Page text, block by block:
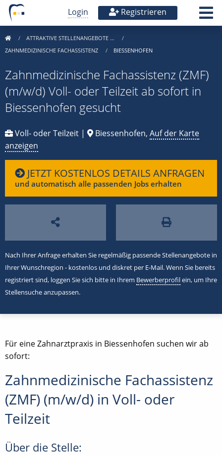
Login Registrieren
ATTRAKTIVE STELLENANGEBOTE …
ZAHNMEDIZINISCHE FACHASSISTENZ
BIESSENHOFEN
Zahnmedizinische Fachassistenz (ZMF)
(m/w/d) Voll- oder Teilzeit ab sofort in
Biessenhofen gesucht
Voll- oder Teilzeit | Biessenhofen, Auf der Karte
anzeigen
JETZT KOSTENLOS DETAILS ANFRAGEN
und automatisch alle passenden Jobs erhalten
Nach Ihrer Anfrage erhalten Sie regelmäßig passende Stellenangebote in
Ihrer Wunschregion - kostenlos und diskret per E-Mail. Wenn Sie bereits
registriert sind, loggen Sie sich bitte in Ihrem Bewerberprofilein, um Ihre
Stellensuche anzupassen.
Für eine Zahnarztpraxis in Biessenhofen suchen wir ab
sofort:
Zahnmedizinische Fachassistenz
(ZMF) (m/w/d) in Voll- oder
Teilzeit
Über die Stelle: